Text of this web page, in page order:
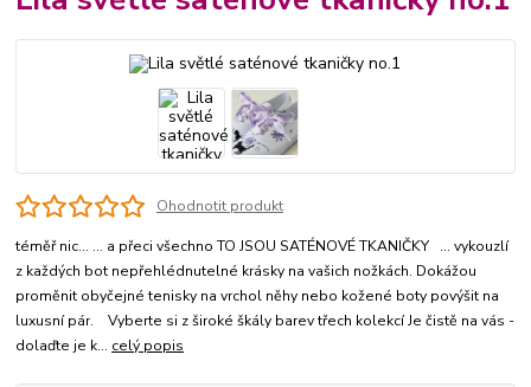
Ohodnotit produkt
téměř nic... ... a přeci všechno TO JSOU SATÉNOVÉ TKANIČKY ... vykouzlí
z každých bot nepřehlédnutelné krásky na vašich nožkách. Dokážou
proměnit obyčejné tenisky na vrchol něhy nebo kožené boty povýšit na
luxusní pár. Vyberte si z široké škály barev třech kolekcí Je čistě na vás -
dolaďte je k... celý popis